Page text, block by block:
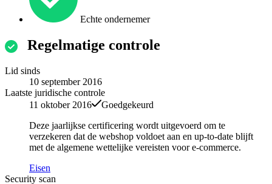
Echte ondernemer
Regelmatige controle
Lid sinds
10 september 2016
Laatste juridische controle
11 oktober 2016
Goedgekeurd
Deze jaarlijkse certificering wordt uitgevoerd om te
verzekeren dat de webshop voldoet aan en up-to-date blijft
met de algemene wettelijke vereisten voor e-commerce.
Eisen
Security scan